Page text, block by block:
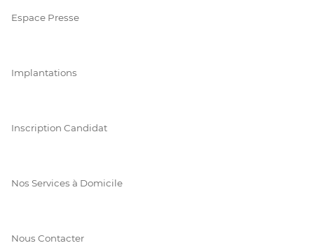
Espace Presse
Implantations
Inscription Candidat
Nos Services à Domicile
Nous Contacter